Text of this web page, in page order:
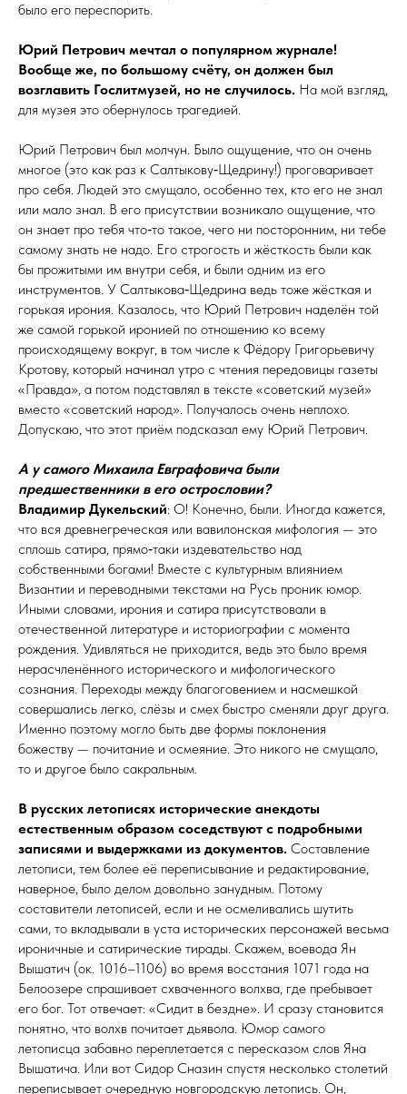
было его переспорить.
Юрий Петрович мечтал о популярном журнале!
Вообще же, по большому счёту, он должен был
возглавить Гос­лит­музей, но не случилось. На мой взгляд,
для музея это обернулось трагедией.
Юрий Петрович был молчун. Было ощущение, что он очень
многое (это как раз к Салтыкову‑Щедрину!) проговаривает
про себя. Людей это смущало, особенно тех, кто его не знал
или мало знал. В его присутствии возникало ощущение, что
он знает про тебя что‑то такое, чего ни посторонним, ни тебе
самому знать не надо. Его строгость и жёсткость были как
бы прожитыми им внутри себя, и были одним из его
инструментов. У Салтыкова‑Щедрина ведь тоже жёсткая и
горькая ирония. Казалось, что Юрий Петрович наделён той
же самой горькой иронией по отношению ко всему
происходящему вокруг, в том числе к Фёдору Григорьевичу
Кротову, который начинал утро с чтения передовицы газеты
«Правда», а потом подставлял в тексте «советский музей»
вмес­то «советский народ». Получалось очень неплохо.
Допускаю, что этот приём подсказал ему Юрий Петрович.
А у самого Михаила Евграфовича были
предшественники в его острословии?
Владимир Дукельский: О! Конечно, были. Иногда кажется,
что вся древнегреческая или вавилонская мифология — это
сплошь сатира, прямо‑таки издевательство над
собственными богами! Вместе с культурным влиянием
Византии и переводными текстами на Русь проник юмор.
Иными словами, ирония и сатира присутствовали в
отечественной литературе и историографии с момента
рождения. Удивляться не приходится, ведь это было время
нерасчленённого исторического и мифологического
сознания. Переходы между благоговением и насмешкой
совершались легко, слёзы и смех быстро сменяли друг друга.
Именно поэтому могло быть две формы поклонения
божеству — почитание и осмеяние. Это никого не смущало,
то и другое было сакральным.
В русских летописях исторические анекдоты
естественным образом соседствуют с подробными
записями и вы­держ­ка­ми из документов. Составление
летописи, тем более её переписывание и редактирование,
наверное, было делом довольно занудным. Потому
составители летописей, если и не осмеливались шутить
сами, то вкладывали в уста исторических персонажей весьма
ироничные и сатирические тирады. Скажем, воевода Ян
Вышатич (ок. 1016–1106) во время восстания 1071 года на
Белоозере спрашивает схваченного волхва, где пребывает
его бог. Тот отвечает: «Сидит в бездне». И сразу становится
понятно, что волхв почитает дьявола. Юмор самого
летописца забавно переплетается с пересказом слов Яна
Вышатича. Или вот Сидор Сназин спустя несколько столетий
переписывает очередную новгородскую летопись. Он,